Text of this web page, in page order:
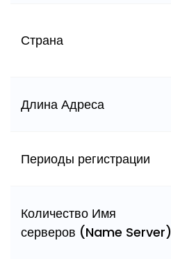
Страна
Длина Адреса
Периоды регистрации
Количество Имя
серверов (Name Server)